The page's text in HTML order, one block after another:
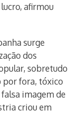
afirmou
surge
dos
sobretudo
por fora, tóxico
imagem de
criou em